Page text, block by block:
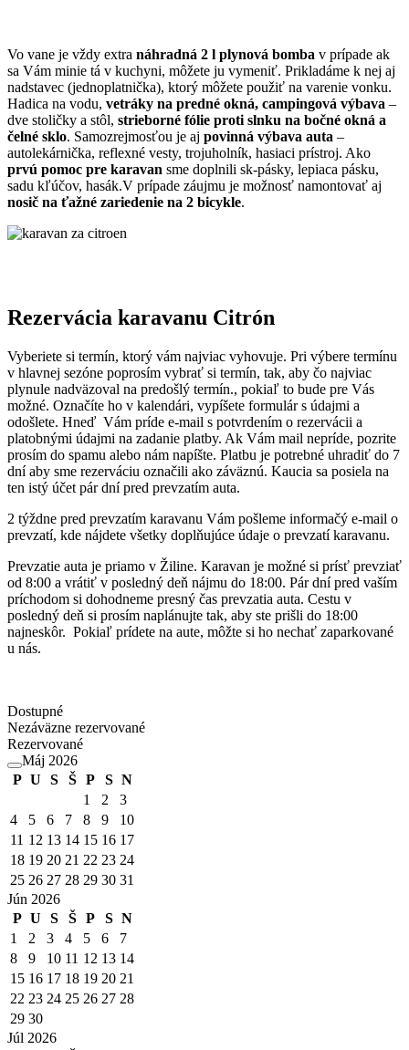
Vo vane je vždy extra náhradná 2 l plynová bomba v prípade ak
sa Vám minie tá v kuchyni, môžete ju vymeniť. Prikladáme k nej aj
nadstavec (jednoplatnička), ktorý môžete použiť na varenie vonku.
Hadica na vodu, vetráky na predné okná, campingová výbava –
dve stoličky a stôl, strieborné fólie proti slnku na bočné okná a
čelné sklo. Samozrejmosťou je aj povinná výbava auta –
autolekárnička, reflexné vesty, trojuholník, hasiaci prístroj. Ako
prvú pomoc pre karavan sme doplnili sk-pásky, lepiaca pásku,
sadu kľúčov, hasák.V prípade záujmu je možnosť namontovať aj
nosič na ťažné zariedenie na 2 bicykle.
Rezervácia karavanu Citrón
Vyberiete si termín, ktorý vám najviac vyhovuje. Pri výbere termínu
v hlavnej sezóne poprosím vybrať si termín, tak, aby čo najviac
plynule nadväzoval na predošlý termín., pokiaľ to bude pre Vás
možné. Označíte ho v kalendári, vypíšete formulár s údajmi a
odošlete. Hneď Vám príde e-mail s potvrdením o rezervácii a
platobnými údajmi na zadanie platby. Ak Vám mail nepríde, pozrite
prosím do spamu alebo nám napíšte. Platbu je potrebné uhradiť do 7
dní aby sme rezerváciu označili ako záväznú. Kaucia sa posiela na
ten istý účet pár dní pred prevzatím auta.
2 týždne pred prevzatím karavanu Vám pošleme informačý e-mail o
prevzatí, kde nájdete všetky doplňujúce údaje o prevzatí karavanu.
Prevzatie auta je priamo v Žiline. Karavan je možné si prísť prevziať
od 8:00 a vrátiť v posledný deň nájmu do 18:00. Pár dní pred vaším
príchodom si dohodneme presný čas prevzatia auta. Cestu v
posledný deň si prosím naplánujte tak, aby ste prišli do 18:00
najneskôr. Pokiaľ prídete na aute, môžte si ho nechať zaparkované
u nás.
Dostupné
Nezáväzne rezervované
Rezervované
Máj 2026
P U S Š P S N
1
2
3
4
5 6 7 8 9
10
11 12 13 14 15 16 17
18 19 20 21 22 23 24
25 26 27 28 29 30 31
Jún 2026
P U S Š P S N
1
2 3 4 5 6
7
8
9 10 11 12 13 14
15 16 17 18 19 20 21
22 23 24 25 26 27 28
29 30
Júl 2026